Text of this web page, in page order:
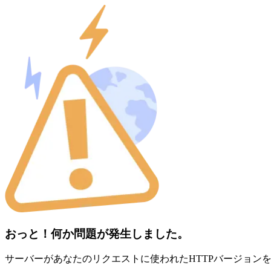
おっと！何か問題が発生しました。
サーバーがあなたのリクエストに使われたHTTPバージョン